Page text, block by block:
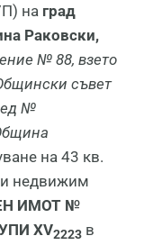
на град
Раковски,
№ 88, взето
съвет
№
на 43 кв.
недвижим
ИМОТ №
XV2223 в